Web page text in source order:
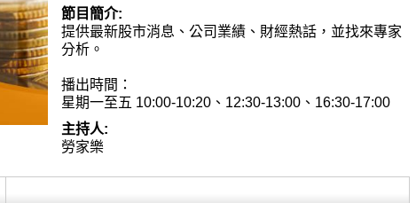
節目簡介:
提供最新股市消息、公司業績、財經熱話，並找來專家
分析。
播出時間：
星期一至五 10:00-10:20、12:30-13:00、16:30-17:00
主持人:
勞家樂